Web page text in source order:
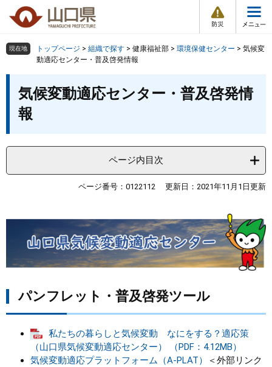
の
頭
ー
飛
情
報
メ
ュ
組織で探す
教育・文化・スポーツ
しごと・産業・観光
まちづくり
県政情報
検索の仕方 組織で探す サイトマップで探す
現在地 トップページ > 組織で探す > 健康福祉部 > 環境保健センター > 気候変
動適応センター・普及啓発情報
気候変動適応センター・普及啓発情
報
ページ内目次
ページ番号：0122112 更新日：2021年11月1日更新
パンフレット・普及啓発ツール
私たちの暮らしと気候変動 なにをする？適応策
（山口県気候変動適応センター） （PDF：4.12MB）
気候変動適応プラットフォーム（A-PLAT）
＜外部リンク